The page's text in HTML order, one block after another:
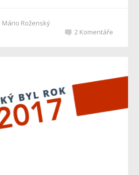
Mário Roženský
2 Komentáře